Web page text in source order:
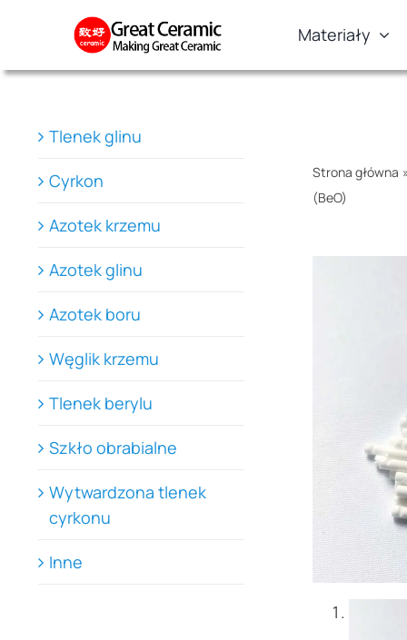
Materiały
Strona główna
(BeO)
Tlenek glinu
Cyrkon
Azotek krzemu
Azotek glinu
Azotek boru
Węglik krzemu
Tlenek berylu
Szkło obrabialne
Wytwardzona tlenek
cyrkonu
Inne